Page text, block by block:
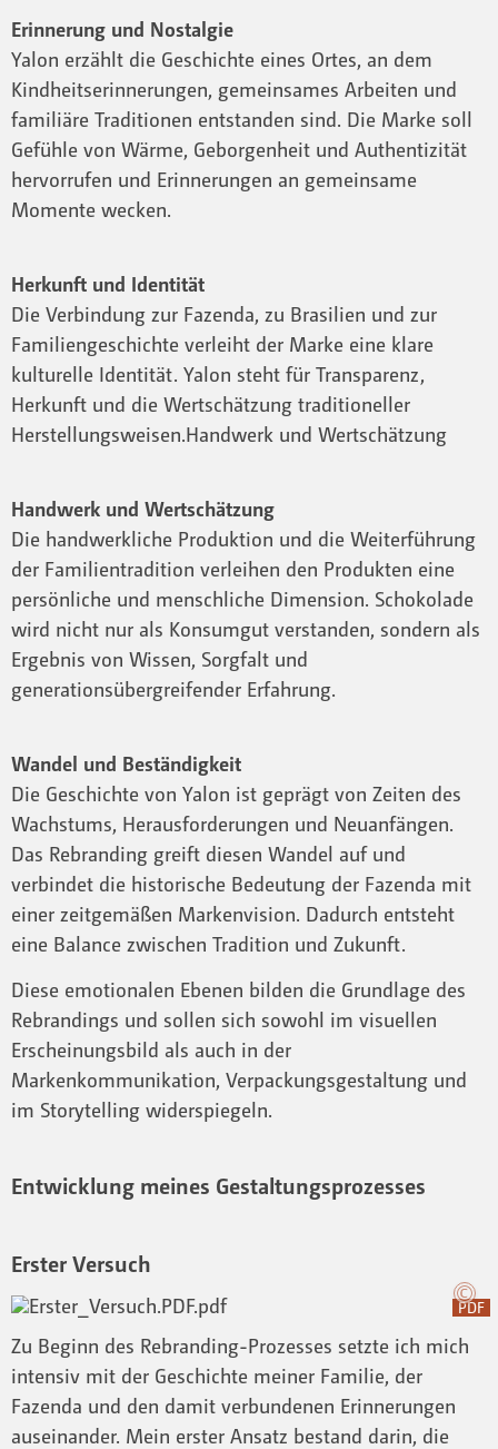
Erinnerung und Nostalgie
Yalon erzählt die Geschichte eines Ortes, an dem
Kindheitserinnerungen, gemeinsames Arbeiten und
familiäre Traditionen entstanden sind. Die Marke soll
Gefühle von Wärme, Geborgenheit und Authentizität
hervorrufen und Erinnerungen an gemeinsame
Momente wecken.
Herkunft und Identität
Die Verbindung zur Fazenda, zu Brasilien und zur
Familiengeschichte verleiht der Marke eine klare
kulturelle Identität. Yalon steht für Transparenz,
Herkunft und die Wertschätzung traditioneller
Herstellungsweisen.Handwerk und Wertschätzung
Handwerk und Wertschätzung
Die handwerkliche Produktion und die Weiterführung
der Familientradition verleihen den Produkten eine
persönliche und menschliche Dimension. Schokolade
wird nicht nur als Konsumgut verstanden, sondern als
Ergebnis von Wissen, Sorgfalt und
generationsübergreifender Erfahrung.
Wandel und Beständigkeit
Die Geschichte von Yalon ist geprägt von Zeiten des
Wachstums, Herausforderungen und Neuanfängen.
Das Rebranding greift diesen Wandel auf und
verbindet die historische Bedeutung der Fazenda mit
einer zeitgemäßen Markenvision. Dadurch entsteht
eine Balance zwischen Tradition und Zukunft.
Diese emotionalen Ebenen bilden die Grundlage des
Rebrandings und sollen sich sowohl im visuellen
Erscheinungsbild als auch in der
Markenkommunikation, Verpackungsgestaltung und
im Storytelling widerspiegeln.
Entwicklung meines Gestaltungsprozesses
Erster Versuch
PDF
Zu Beginn des Rebranding-Prozesses setzte ich mich
intensiv mit der Geschichte meiner Familie, der
Fazenda und den damit verbundenen Erinnerungen
auseinander. Mein erster Ansatz bestand darin, die